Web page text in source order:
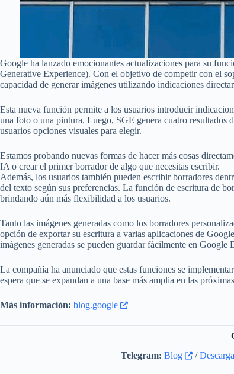
Google ha lanzado emocionantes actualizaciones para su
Generative Experience). Con el objetivo de competir con el
capacidad de generar imágenes utilizando indicaciones
Esta nueva función permite a los usuarios introducir
una foto o una pintura. Luego, SGE genera cuatro resultados
usuarios opciones visuales para elegir.
Estamos probando nuevas formas de hacer más cosas
IA o crear el primer borrador de algo que necesitas escribir.
Además, los usuarios también pueden escribir borradores
del texto según sus preferencias. La función de escritura de
brindando aún más flexibilidad a los usuarios.
Tanto las imágenes generadas como los borradores
opción de exportar su escritura a varias aplicaciones de
imágenes generadas se pueden guardar fácilmente en Google
La compañía ha anunciado que estas funciones se
espera que se expandan a una base más amplia en las
Más información: blog.google
Telegram: Blog /